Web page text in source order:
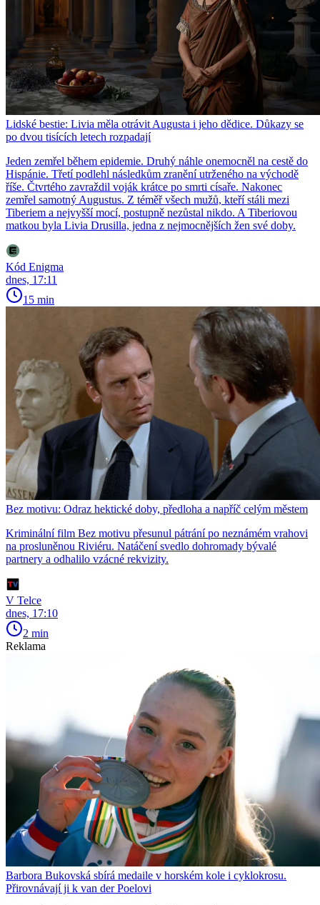
Lidské bestie: Livia měla otrávit Augusta i jeho dědice. Důkazy se
po dvou tisících letech rozpadají
Jeden zemřel během epidemie. Druhý náhle onemocněl na cestě do
Hispánie. Třetí podlehl následkům zranění utrženého na východě
říše. Čtvrtého zavraždil voják krátce po smrti císaře. Nakonec
zemřel samotný Augustus. Z téměř všech mužů, kteří stáli mezi
Tiberiem a nejvyšší mocí, postupně nezůstal nikdo. A Tiberiovou
matkou byla Livia Drusilla, jedna z nejmocnějších žen své doby.
Kód Enigma
dnes, 17:11
15 min
Bez motivu: Odraz hektické doby, předloha a napříč celým městem
Kriminální film Bez motivu přesunul pátrání po neznámém vrahovi
na prosluněnou Riviéru. Natáčení svedlo dohromady bývalé
partnery a odhalilo vzácné rekvizity.
V Telce
dnes, 17:10
2 min
Reklama
Barbora Bukovská sbírá medaile v horském kole i cyklokrosu.
Přirovnávají ji k van der Poelovi